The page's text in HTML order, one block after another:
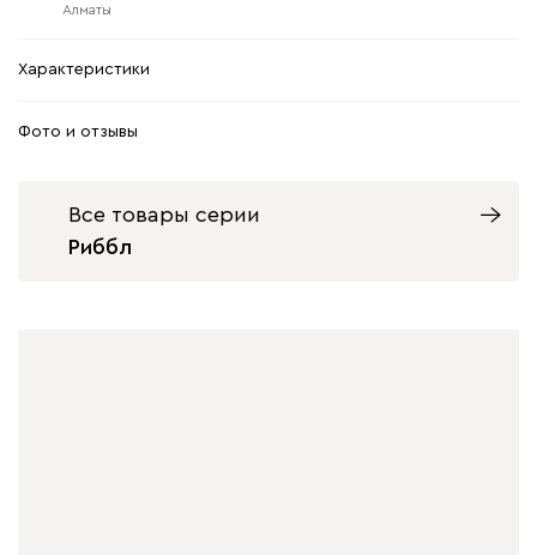
Алматы
Характеристики
Фото и отзывы
Все товары серии
Риббл